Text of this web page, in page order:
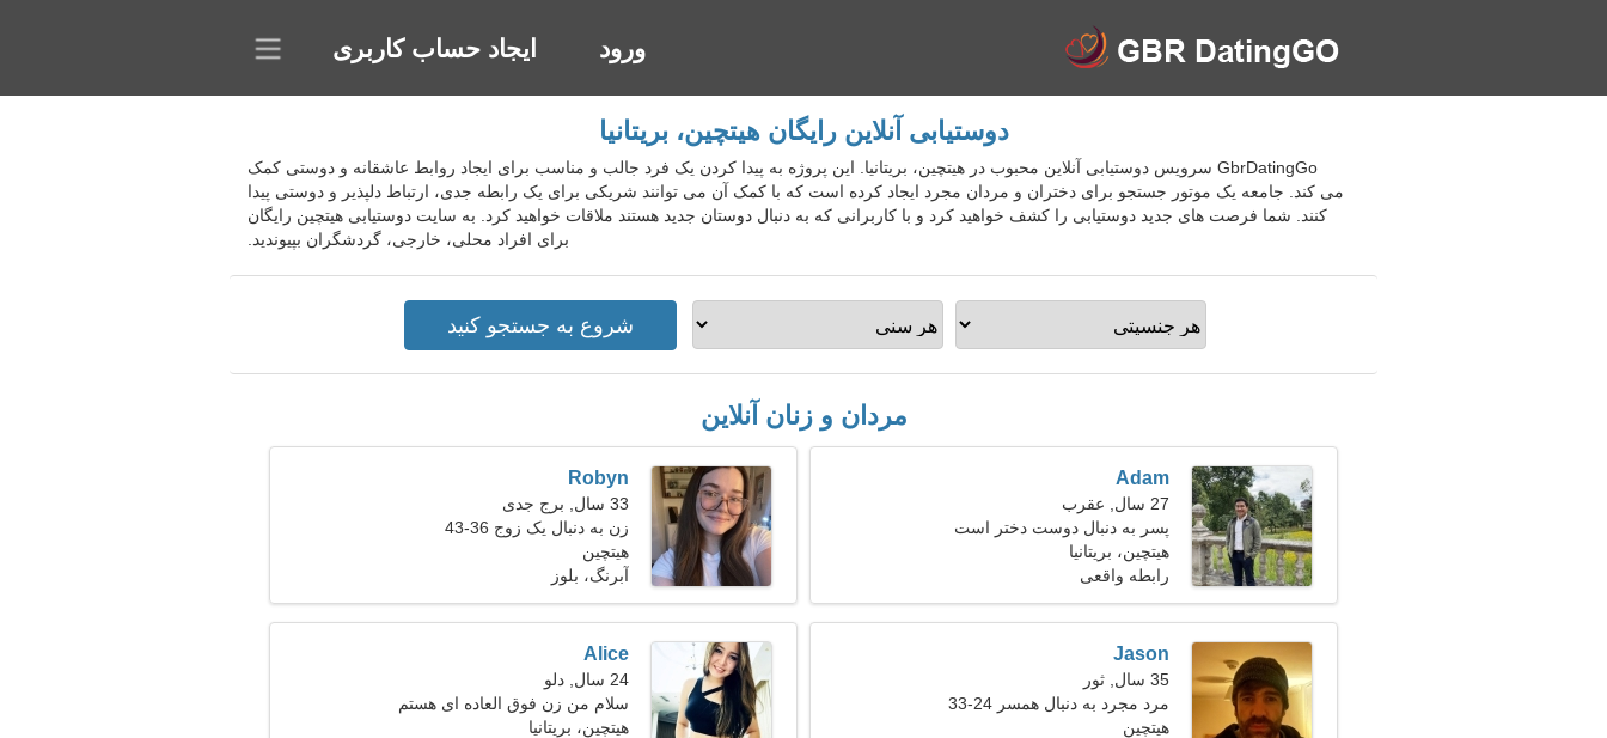
ورود ایجاد حساب کاربری
دوستیابی آنلاین رایگان هیتچین، بریتانیا
GbrDatingGo سرویس دوستیابی آنلاین محبوب در هیتچین، بریتانیا. این پروژه به پیدا کردن یک فرد جالب و مناسب برای ایجاد روابط عاشقانه و دوستی کمک
می کند. جامعه یک موتور جستجو برای دختران و مردان مجرد ایجاد کرده است که با کمک آن می توانند شریکی برای یک رابطه جدی، ارتباط دلپذیر و دوستی پیدا
کنند. شما فرصت های جدید دوستیابی را کشف خواهید کرد و با کاربرانی که به دنبال دوستان جدید هستند ملاقات خواهید کرد. به سایت دوستیابی هیتچین رایگان
برای افراد محلی، خارجی، گردشگران بپیوندید.
مردان و زنان آنلاین
Adam
27 سال, عقرب
پسر به دنبال دوست دختر است
هیتچین، بریتانیا
رابطه واقعی
Robyn
33 سال, برج جدی
زن به دنبال یک زوج 36-43
هیتچین
آبرنگ، بلوز
Jason
35 سال, ثور
مرد مجرد به دنبال همسر 24-33
هیتچین
Alice
24 سال, دلو
سلام من زن فوق العاده ای هستم
هیتچین، بریتانیا